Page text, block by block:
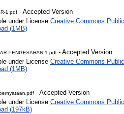
1.pdf - Accepted Version
under License Creative Commons
(1MB)
PENGESAHAN-1.pdf - Accepted Version
under License Creative Commons
(1MB)
- Accepted Version
under License Creative Commons
(197kB)